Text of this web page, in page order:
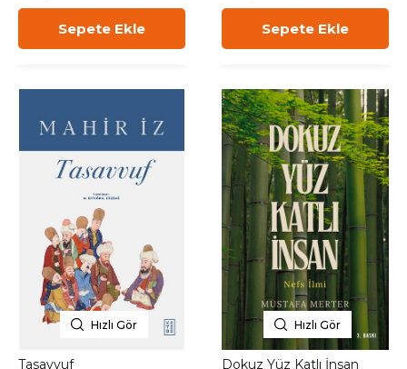
Sepete Ekle Sepete Ekle
Hızlı Gör
Tasavvuf
Hızlı Gör
Dokuz Yüz Katlı İnsan